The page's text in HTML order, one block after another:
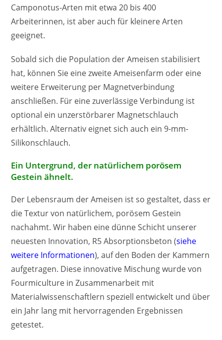
Camponotus-Arten mit etwa 20 bis 400
Arbeiterinnen, ist aber auch für kleinere Arten
geeignet.
Sobald sich die Population der Ameisen stabilisiert
hat, können Sie eine zweite Ameisenfarm oder eine
weitere Erweiterung per Magnetverbindung
anschließen. Für eine zuverlässige Verbindung ist
optional ein unzerstörbarer Magnetschlauch
erhältlich. Alternativ eignet sich auch ein 9-mm-
Silikonschlauch.
Ein Untergrund, der natürlichem porösem
Gestein ähnelt.
Der Lebensraum der Ameisen ist so gestaltet, dass er
die Textur von natürlichem, porösem Gestein
nachahmt. Wir haben eine dünne Schicht unserer
neuesten Innovation, R5 Absorptionsbeton (siehe
weitere Informationen), auf den Boden der Kammern
aufgetragen. Diese innovative Mischung wurde von
Fourmiculture in Zusammenarbeit mit
Materialwissenschaftlern speziell entwickelt und über
ein Jahr lang mit hervorragenden Ergebnissen
getestet.